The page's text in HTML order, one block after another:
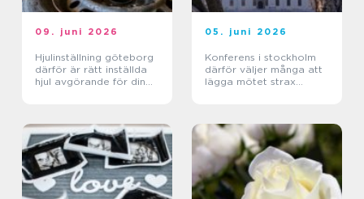
09. juni 2026
Hjulinställning göteborg
därför är rätt inställda
hjul avgörande för din
05. juni 2026
Konferens i stockholm
därför väljer många att
lägga mötet strax